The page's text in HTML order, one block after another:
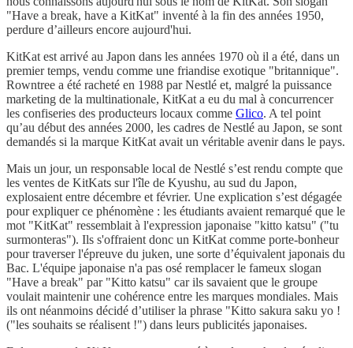
"Have a break, have a KitKat" inventé à la fin des années 1950,
perdure d’ailleurs encore aujourd'hui.
KitKat est arrivé au Japon dans les années 1970 où il a été, dans un
premier temps, vendu comme une friandise exotique "britannique".
Rowntree a été racheté en 1988 par Nestlé et, malgré la puissance
marketing de la multinationale, KitKat a eu du mal à concurrencer
les confiseries des producteurs locaux comme Glico. A tel point
qu’au début des années 2000, les cadres de Nestlé au Japon, se sont
demandés si la marque KitKat avait un véritable avenir dans le pays.
Mais un jour, un responsable local de Nestlé s’est rendu compte que
les ventes de KitKats sur l'île de Kyushu, au sud du Japon,
explosaient entre décembre et février. Une explication s’est dégagée
pour expliquer ce phénomène : les étudiants avaient remarqué que le
mot "KitKat" ressemblait à l'expression japonaise "kitto katsu" ("tu
surmonteras"). Ils s'offraient donc un KitKat comme porte-bonheur
pour traverser l'épreuve du juken, une sorte d’équivalent japonais du
Bac. L'équipe japonaise n'a pas osé remplacer le fameux slogan
"Have a break" par "Kitto katsu" car ils savaient que le groupe
voulait maintenir une cohérence entre les marques mondiales. Mais
ils ont néanmoins décidé d’utiliser la phrase "Kitto sakura saku yo !
("les souhaits se réalisent !") dans leurs publicités japonaises.